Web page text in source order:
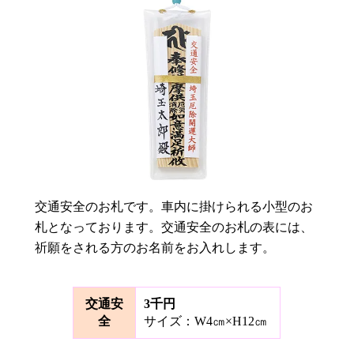
交通安全のお札です。車内に掛けられる小型のお
札となっております。交通安全のお札の表には、
祈願をされる方のお名前をお入れします。
交通安
全
3千円
サイズ：W4㎝×H12㎝